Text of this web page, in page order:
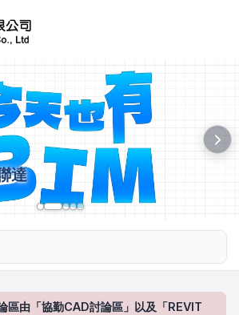
達
由「協勤CAD討論區」以及「REVIT